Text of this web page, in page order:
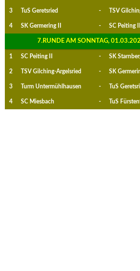
3 TuS Geretsried - TSV
4 SK Germering II - SC Peiting II
7.RUNDE AM SONNTAG,
1 SC Peiting II - SK
2 TSV Gilching-Argelsried - SK
3 Turm Untermühlhausen - TuS
4 SC Miesbach - TuS